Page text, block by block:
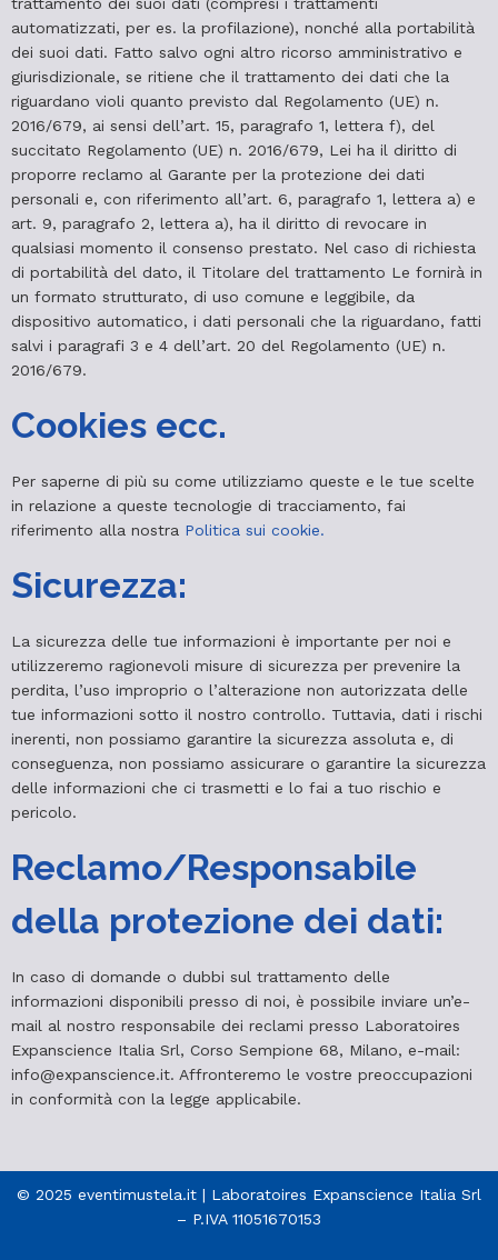
automatizzati, per es. la profilazione), nonché alla portabilità
dei suoi dati. Fatto salvo ogni altro ricorso amministrativo e
giurisdizionale, se ritiene che il trattamento dei dati che la
riguardano violi quanto previsto dal Regolamento (UE) n.
2016/679, ai sensi dell’art. 15, paragrafo 1, lettera f), del
succitato Regolamento (UE) n. 2016/679, Lei ha il diritto di
proporre reclamo al Garante per la protezione dei dati
personali e, con riferimento all’art. 6, paragrafo 1, lettera a) e
art. 9, paragrafo 2, lettera a), ha il diritto di revocare in
qualsiasi momento il consenso prestato. Nel caso di richiesta
di portabilità del dato, il Titolare del trattamento Le fornirà in
un formato strutturato, di uso comune e leggibile, da
dispositivo automatico, i dati personali che la riguardano, fatti
salvi i paragrafi 3 e 4 dell’art. 20 del Regolamento (UE) n.
2016/679.
Cookies ecc.
Per saperne di più su come utilizziamo queste e le tue scelte
in relazione a queste tecnologie di tracciamento, fai
riferimento alla nostra Politica sui cookie.
Sicurezza:
La sicurezza delle tue informazioni è importante per noi e
utilizzeremo ragionevoli misure di sicurezza per prevenire la
perdita, l’uso improprio o l’alterazione non autorizzata delle
tue informazioni sotto il nostro controllo. Tuttavia, dati i rischi
inerenti, non possiamo garantire la sicurezza assoluta e, di
conseguenza, non possiamo assicurare o garantire la sicurezza
delle informazioni che ci trasmetti e lo fai a tuo rischio e
pericolo.
Reclamo/Responsabile
della protezione dei dati:
In caso di domande o dubbi sul trattamento delle
informazioni disponibili presso di noi, è possibile inviare un’e-
mail al nostro responsabile dei reclami presso Laboratoires
Expanscience Italia Srl, Corso Sempione 68, Milano, e-mail:
info@expanscience.it. Affronteremo le vostre preoccupazioni
in conformità con la legge applicabile.
© 2025 eventimustela.it | Laboratoires Expanscience Italia Srl
– P.IVA 11051670153